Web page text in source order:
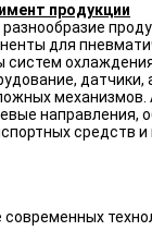
продукции
разнообразие
для
систем
механизмов.
направления,
средств
современных